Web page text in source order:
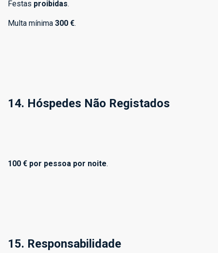
Festas proibidas.
Multa mínima 300 €.
14. Hóspedes Não Registados
100 € por pessoa por noite.
15. Responsabilidade